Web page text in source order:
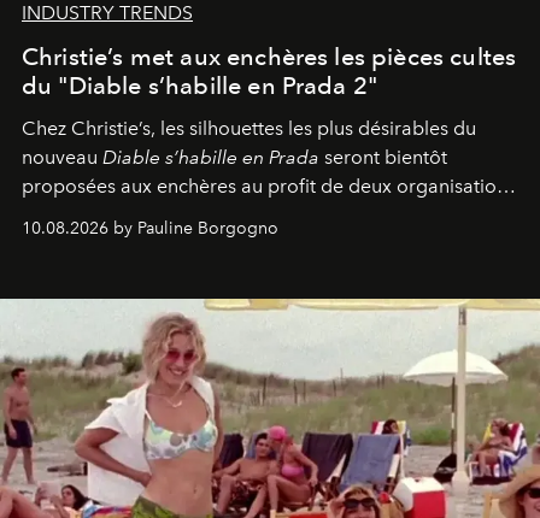
INDUSTRY TRENDS
Christie’s met aux enchères les pièces cultes
du "Diable s’habille en Prada 2"
Chez Christie’s, les silhouettes les plus désirables du
nouveau Diable s’habille en Prada seront bientôt
proposées aux enchères au profit de deux organisations
engagées pour la presse et la mode.
10.08.2026 by Pauline Borgogno